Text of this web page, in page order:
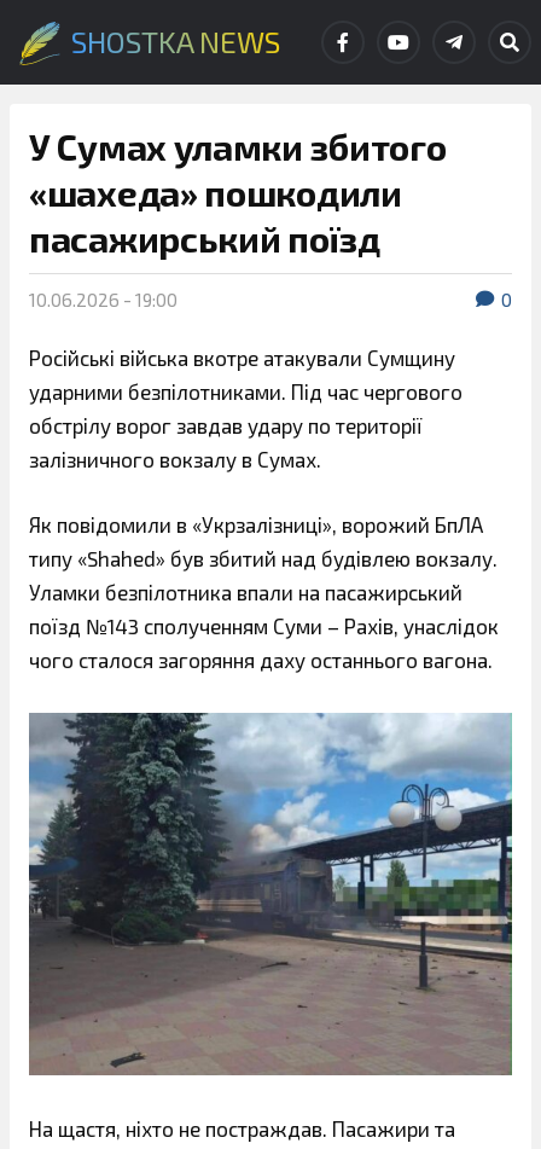
SHOSTKA NEWS
У Сумах уламки збитого
«шахеда» пошкодили
пасажирський поїзд
10.06.2026 - 19:00 0
Російські війська вкотре атакували Сумщину
ударними безпілотниками. Під час чергового
обстрілу ворог завдав удару по території
залізничного вокзалу в Сумах.
Як повідомили в «Укрзалізниці», ворожий БпЛА
типу «Shahed» був збитий над будівлею вокзалу.
Уламки безпілотника впали на пасажирський
поїзд №143 сполученням Суми – Рахів, унаслідок
чого сталося загоряння даху останнього вагона.
На щастя, ніхто не постраждав. Пасажири та